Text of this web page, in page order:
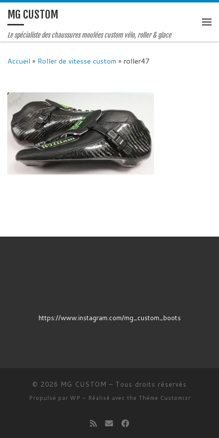
MG CUSTOM
Le spécialiste des chaussures moulées custom vélo, roller & glace
Accueil » Roller de vitesse custom » roller47
https://www.instagram.com/mg_custom_boots
© 2026 MG CUSTOM – Tous droits réservés
Propulsé par WP – Réalisé avec the Thème Customizr